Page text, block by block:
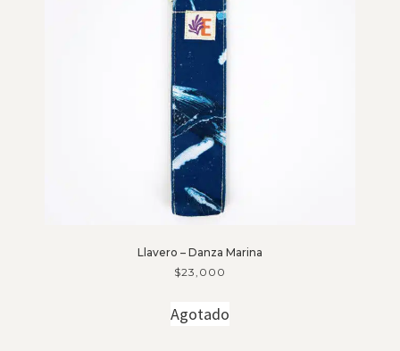
Llavero – Danza Marina
$23,000
Agotado